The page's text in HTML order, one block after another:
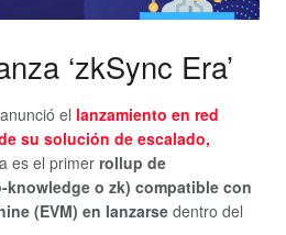
‘zkSync Era’
el lanzamiento en red
su solución de escalado,
es el primer rollup de
o zk) compatible con
(EVM) en lanzarse dentro del